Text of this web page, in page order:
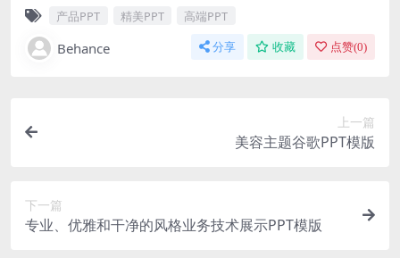
产品PPT 精美PPT 高端PPT
Behance 分享 收藏 点赞(0)
上一篇
美容主题谷歌PPT模版
下一篇
专业、优雅和干净的风格业务技术展示PPT模版